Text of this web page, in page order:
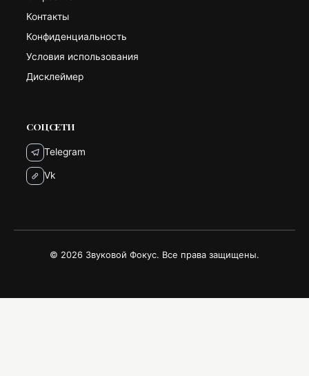
Контакты
Конфиденциальность
Условия использования
Дисклеймер
СОЦСЕТИ
Telegram
Vk
© 2026 Звуковой Фокус. Все права защищены.